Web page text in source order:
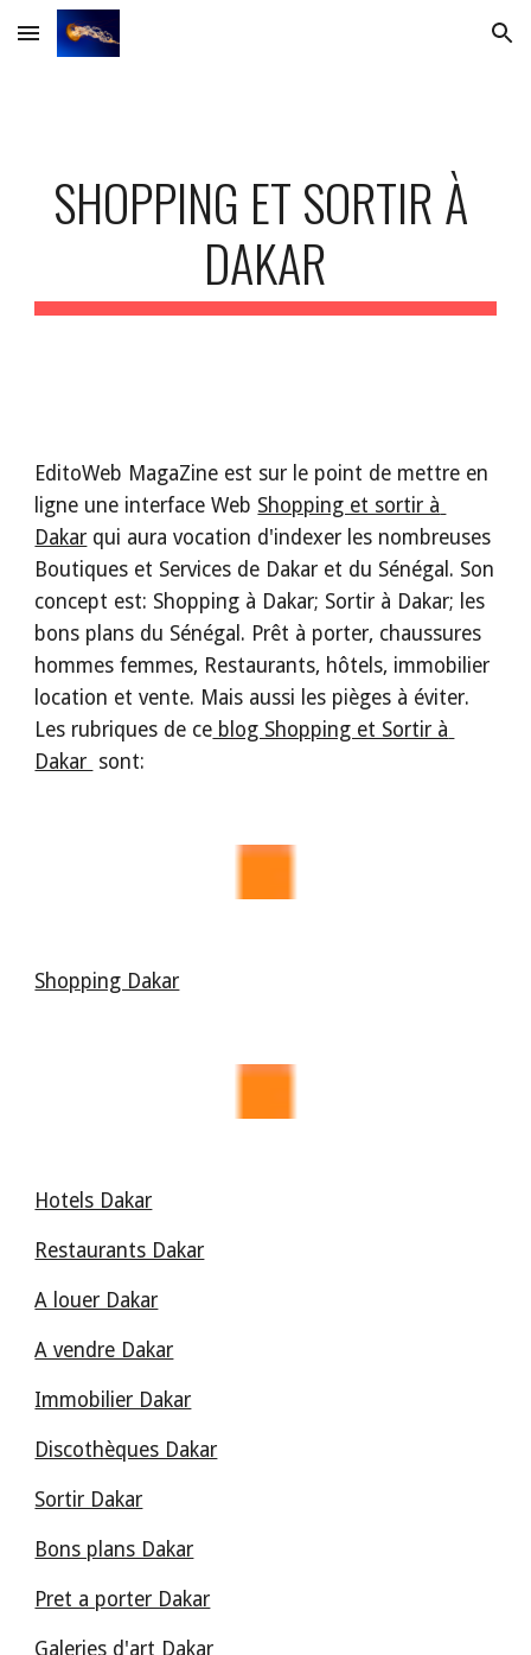
Skip to main content Skip to navigation
SHOPPING ET SORTIR À
DAKAR
EditoWeb MagaZine est sur le point de mettre en
ligne une interface Web Shopping et sortir à
Dakar qui aura vocation d'indexer les nombreuses
Boutiques et Services de Dakar et du Sénégal. Son
concept est: Shopping à Dakar; Sortir à Dakar; les
bons plans du Sénégal. Prêt à porter, chaussures
hommes femmes, Restaurants, hôtels, immobilier
location et vente. Mais aussi les pièges à éviter.
Les rubriques de ce blog Shopping et Sortir à
Dakar sont:
Shopping Dakar
Hotels Dakar
Restaurants Dakar
A louer Dakar
A vendre Dakar
Immobilier Dakar
Discothèques Dakar
Sortir Dakar
Bons plans Dakar
Pret a porter Dakar
Galeries d'art Dakar